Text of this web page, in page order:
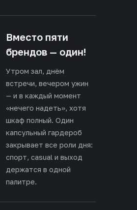
Вместо пяти
брендов — один!
Утром зал, днём
встречи, вечером ужин
— и в каждый момент
«нечего надеть», хотя
шкаф полный. Один
капсульный гардероб
закрывает все роли дня:
спорт, casual и выход
держатся в одной
палитре.